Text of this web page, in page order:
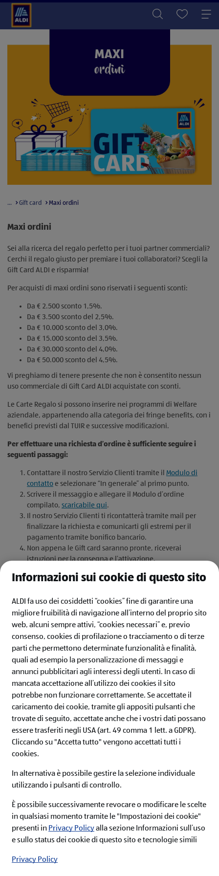
... Gift card Maxi ordini
Maxi ordini
Sei alla ricerca del regalo perfetto per i tuoi partner commerciali?
Cerchi il regalo giusto per premiare i tuoi collaboratori? Scegli la
Gift Card ALDI e risparmia!
Per acquisti di maxi ordini sono riservati i seguenti sconti:
Da € 2.500 sconto 1,5%.
Da € 3.500 sconto del 2,5%.
Da € 10.000 sconto del 3,0%.
Da € 15.000 sconto del 3,5%.
Da € 30.000 sconto del 4,0%.
Da € 50.000 sconto del 4,5%.
Vi preghiamo di tenere presente che non è consentito nessun
uso commerciale di Gift Card ALDI acquistate con sconti.
Le Carte Regalo si possono inserire nei programmi di Welfare
aziendale, appartenendo alla categoria dei fringe benefits, con i
benefici previsti dal TUIR e successive modificazioni.
Per effettuare una richiesta d’ordine è sufficiente seguire i
seguenti passaggi:
Contattare il nostro Servizio Clienti tramite il Modulo di
contatto e selezionare “In generale” al primo punto.
Scrivere il messaggio e allegare il Modulo d’ordine
compilato, scaricabile qui.
Il nostro Servizio Clienti ti ricontatterà tramite mail per
finalizzare la richiesta e comunicarti gli estremi per il
pagamento tramite bonifico bancario.
Non appena le Gift card saranno pronte, riceverai
istruzioni per la consegna e l’attivazione.
Ricorda che hai sempre la possibilità di acquistare con fattura
fino a 10 Gift Card ALDI anche direttamente in punto vendita.
ALDI ITALIA
IL MONDO ALDI
ALDI Newsletter
Iscriviti ora alla newsletter ALDI e non perderti nessuna
Acconsento alle condizioni e ai termini di
servizio e desidero ricevere informazioni sulla
gamma di prodotti e servizi offerti da ALDI srl via
email nella mia casella di posta, a tal fine presto
dati personali secondo le specifiche riportate
Informazioni sui cookie di questo sito
ALDI fa uso dei cosiddetti “cookies” fine di garantire una
migliore fruibilità di navigazione all’interno del proprio sito
web, alcuni sempre attivi, “cookies necessari” e, previo
consenso, cookies di profilazione o tracciamento o di terze
parti che permettono determinate funzionalità e finalità,
quali ad esempio la personalizzazione di messaggi e
annunci pubblicitari agli interessi degli utenti. In caso di
mancata accettazione all’utilizzo dei cookies il sito
potrebbe non funzionare correttamente. Se accettate il
caricamento dei cookie, tramite gli appositi pulsanti che
trovate di seguito, accettate anche che i vostri dati possano
essere trasferiti negli USA (art. 49 comma 1 lett. a GDPR).
Cliccando su "Accetta tutto" vengono accettati tutti i
cookies.
In alternativa è possibile gestire la selezione individuale
utilizzando i pulsanti di controllo.
È possibile successivamente revocare o modificare le scelte
in qualsiasi momento tramite le "Impostazioni dei cookie"
presenti in Privacy Policyalla sezione Informazioni sull’uso
e sullo status dei cookie di questo sito e tecnologie simili
Privacy Policy